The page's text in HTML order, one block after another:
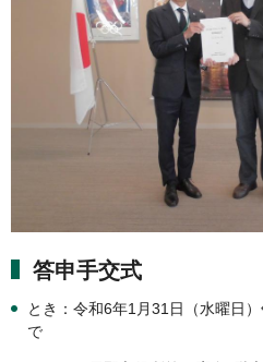
答申手交式
とき：令和6年1月31日（水曜日
で